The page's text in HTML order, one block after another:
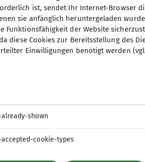
werden können.
Wanderungen auch außerhalb
ist, sendet Ihr Internet-Browser
sie anfänglich heruntergeladen
Funktionsfähigkeit der Website
da diese Cookies zur Bereitsstellung des
Einwilligungen benötigt werden
shown
cookie-types